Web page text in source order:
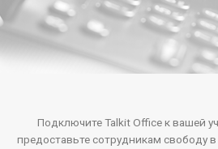
Подключите Talkit Office к вашей
предоставьте сотрудникам свободу